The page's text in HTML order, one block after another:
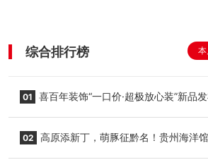
综合排行榜
01 喜百年装饰“一口价·超极放心装”新品
02 高原添新丁，萌豚征黔名！贵州海洋